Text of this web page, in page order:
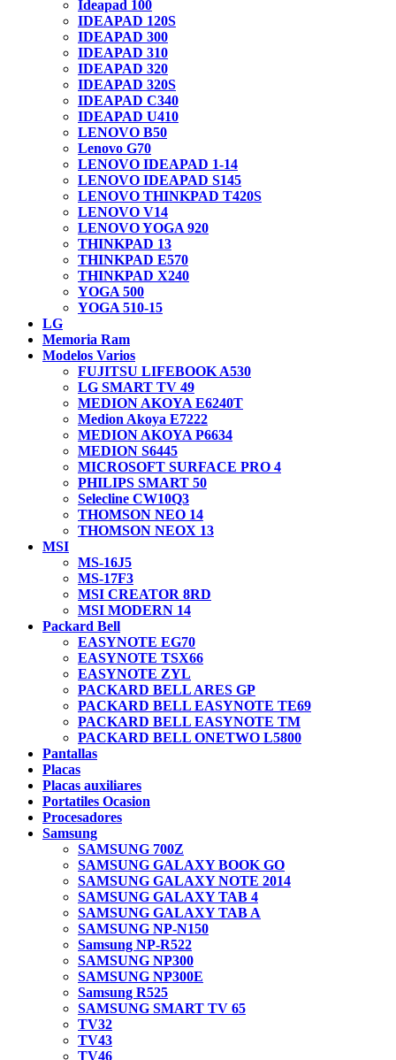
Ideapad 100
IDEAPAD 120S
IDEAPAD 300
IDEAPAD 310
IDEAPAD 320
IDEAPAD 320S
IDEAPAD C340
IDEAPAD U410
LENOVO B50
Lenovo G70
LENOVO IDEAPAD 1-14
LENOVO IDEAPAD S145
LENOVO THINKPAD T420S
LENOVO V14
LENOVO YOGA 920
THINKPAD 13
THINKPAD E570
THINKPAD X240
YOGA 500
YOGA 510-15
LG
Memoria Ram
Modelos Varios
FUJITSU LIFEBOOK A530
LG SMART TV 49
MEDION AKOYA E6240T
Medion Akoya E7222
MEDION AKOYA P6634
MEDION S6445
MICROSOFT SURFACE PRO 4
PHILIPS SMART 50
Selecline CW10Q3
THOMSON NEO 14
THOMSON NEOX 13
MSI
MS-16J5
MS-17F3
MSI CREATOR 8RD
MSI MODERN 14
Packard Bell
EASYNOTE EG70
EASYNOTE TSX66
EASYNOTE ZYL
PACKARD BELL ARES GP
PACKARD BELL EASYNOTE TE69
PACKARD BELL EASYNOTE TM
PACKARD BELL ONETWO L5800
Pantallas
Placas
Placas auxiliares
Portatiles Ocasion
Procesadores
Samsung
SAMSUNG 700Z
SAMSUNG GALAXY BOOK GO
SAMSUNG GALAXY NOTE 2014
SAMSUNG GALAXY TAB 4
SAMSUNG GALAXY TAB A
SAMSUNG NP-N150
Samsung NP-R522
SAMSUNG NP300
SAMSUNG NP300E
Samsung R525
SAMSUNG SMART TV 65
TV32
TV43
TV46